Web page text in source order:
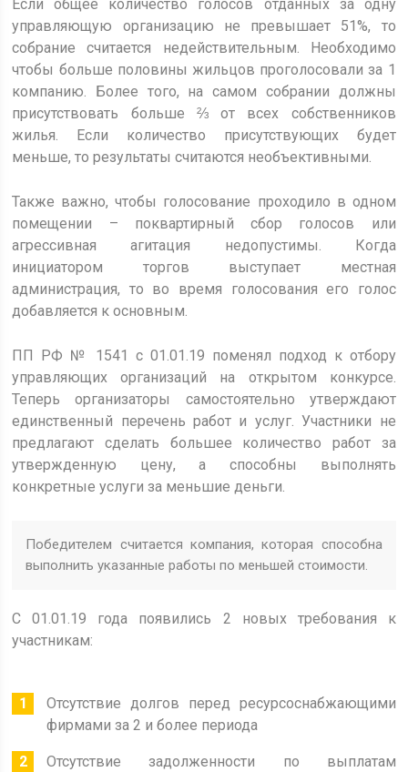
Если общее количество голосов отданных за одну
управляющую организацию не превышает 51%, то
собрание считается недействительным. Необходимо
чтобы больше половины жильцов проголосовали за 1
компанию. Более того, на самом собрании должны
присутствовать больше ⅔ от всех собственников
жилья. Если количество присутствующих будет
меньше, то результаты считаются необъективными.
Также важно, чтобы голосование проходило в одном
помещении – поквартирный сбор голосов или
агрессивная агитация недопустимы. Когда
инициатором торгов выступает местная
администрация, то во время голосования его голос
добавляется к основным.
ПП РФ № 1541 с 01.01.19 поменял подход к отбору
управляющих организаций на открытом конкурсе.
Теперь организаторы самостоятельно утверждают
единственный перечень работ и услуг. Участники не
предлагают сделать большее количество работ за
утвержденную цену, а способны выполнять
конкретные услуги за меньшие деньги.
Победителем считается компания, которая способна
выполнить указанные работы по меньшей стоимости.
С 01.01.19 года появились 2 новых требования к
участникам:
Отсутствие долгов перед ресурсоснабжающими
фирмами за 2 и более периода
Отсутствие задолженности по выплатам